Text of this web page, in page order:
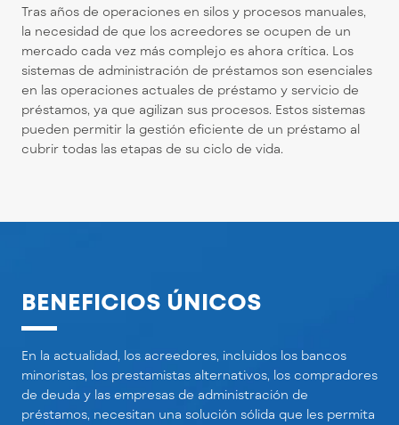
Tras años de operaciones en silos y procesos manuales,
la necesidad de que los acreedores se ocupen de un
mercado cada vez más complejo es ahora crítica. Los
sistemas de administración de préstamos son esenciales
en las operaciones actuales de préstamo y servicio de
préstamos, ya que agilizan sus procesos. Estos sistemas
pueden permitir la gestión eficiente de un préstamo al
cubrir todas las etapas de su ciclo de vida.
BENEFICIOS ÚNICOS
En la actualidad, los acreedores, incluidos los bancos
minoristas, los prestamistas alternativos, los compradores
de deuda y las empresas de administración de
préstamos, necesitan una solución sólida que les permita